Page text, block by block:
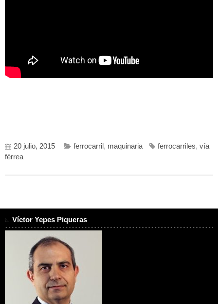
20 julio, 2015 ferrocarril , maquinaria ferrocarriles, vía
férrea
Víctor Yepes Piqueras